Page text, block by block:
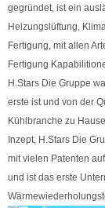
gegründet, ist ein
Heizungslüftung,
Fertigung, mit allen
Fertigung
H.Stars Die Gruppe
erste ist und von der
Kühlbranche zu
Inzept, H.Stars Die
mit vielen Patenten
und ist das erste